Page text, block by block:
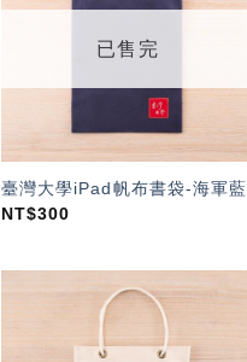
望輕
已售完
臺灣大學iPad帆布書袋-海軍藍
NT$300